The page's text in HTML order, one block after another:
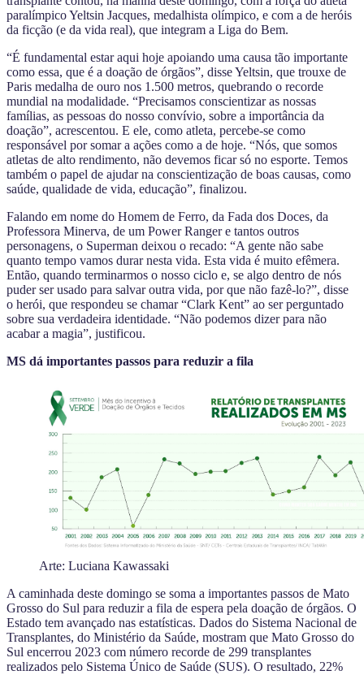
paralímpico Yeltsin Jacques, medalhista olímpico, e com a de heróis
da ficção (e da vida real), que integram a Liga do Bem.
“É fundamental estar aqui hoje apoiando uma causa tão importante
como essa, que é a doação de órgãos”, disse Yeltsin, que trouxe de
Paris medalha de ouro nos 1.500 metros, quebrando o recorde
mundial na modalidade. “Precisamos conscientizar as nossas
famílias, as pessoas do nosso convívio, sobre a importância da
doação”, acrescentou. E ele, como atleta, percebe-se como
responsável por somar a ações como a de hoje. “Nós, que somos
atletas de alto rendimento, não devemos ficar só no esporte. Temos
também o papel de ajudar na conscientização de boas causas, como
saúde, qualidade de vida, educação”, finalizou.
Falando em nome do Homem de Ferro, da Fada dos Doces, da
Professora Minerva, de um Power Ranger e tantos outros
personagens, o Superman deixou o recado: “A gente não sabe
quanto tempo vamos durar nesta vida. Esta vida é muito efêmera.
Então, quando terminarmos o nosso ciclo e, se algo dentro de nós
puder ser usado para salvar outra vida, por que não fazê-lo?”, disse
o herói, que respondeu se chamar “Clark Kent” ao ser perguntado
sobre sua verdadeira identidade. “Não podemos dizer para não
acabar a magia”, justificou.
MS dá importantes passos para reduzir a fila
Arte: Luciana Kawassaki
A caminhada deste domingo se soma a importantes passos de Mato
Grosso do Sul para reduzir a fila de espera pela doação de órgãos. O
Estado tem avançado nas estatísticas. Dados do Sistema Nacional de
Transplantes, do Ministério da Saúde, mostram que Mato Grosso do
Sul encerrou 2023 com número recorde de 299 transplantes
realizados pelo Sistema Único de Saúde (SUS). O resultado, 22%